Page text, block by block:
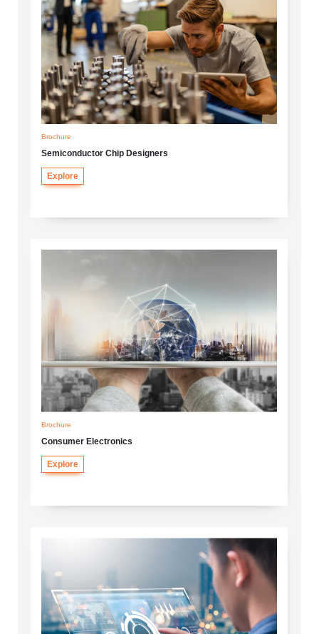
Brochure
Semiconductor Chip Designers
Explore
Brochure
Consumer Electronics
Explore